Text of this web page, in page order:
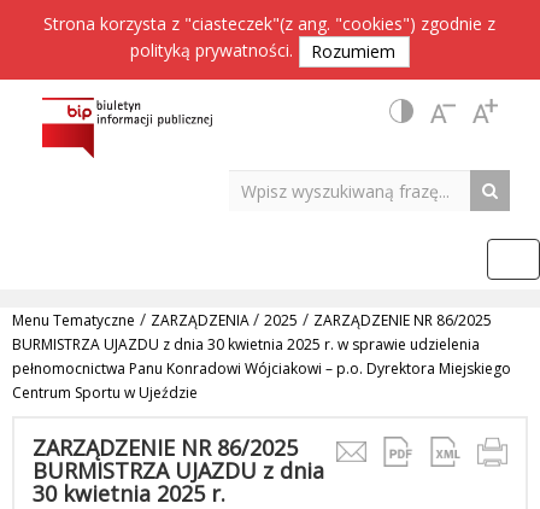
Strona korzysta z "ciasteczek"(z ang. "cookies") zgodnie z
polityką prywatności. Rozumiem
Menu Tematyczne / ZARZĄDZENIA/ 2025 / ZARZĄDZENIE NR 86/2025
BURMISTRZA UJAZDU z dnia 30 kwietnia 2025 r. w sprawie udzielenia
pełnomocnictwa Panu Konradowi Wójciakowi – p.o. Dyrektora Miejskiego
Centrum Sportu w Ujeździe
ZARZĄDZENIE NR 86/2025
BURMISTRZA UJAZDU z dnia
30 kwietnia 2025 r.